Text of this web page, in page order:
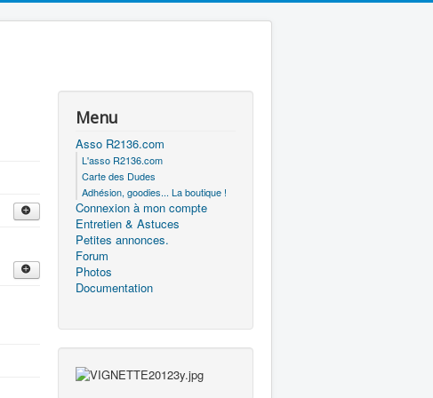
Menu
Asso R2136.com
L'asso R2136.com
Carte des Dudes
Adhésion, goodies... La boutique !
Connexion à mon compte
Entretien & Astuces
Petites annonces.
Forum
Photos
Documentation